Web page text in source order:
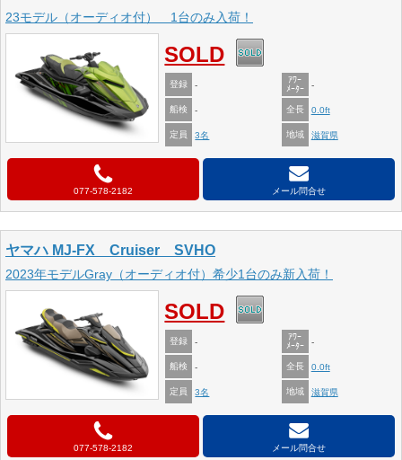
23モデル（オーディオ付） 1台のみ入荷！
SOLD
登録 -
ｱﾜｰ
ﾒｰﾀｰ
-
船検 - 全長 0.0ft
定員 3名 地域 滋賀県
077-578-2182 メール問合せ
ヤマハ MJ-FX Cruiser SVHO
2023年モデルGray（オーディオ付）希少1台のみ新入荷！
SOLD
登録 -
ｱﾜｰ
ﾒｰﾀｰ
-
船検 - 全長 0.0ft
定員 3名 地域 滋賀県
077-578-2182 メール問合せ